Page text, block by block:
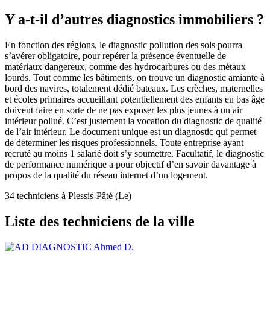
Y a-t-il d’autres diagnostics immobiliers ?
En fonction des régions, le diagnostic pollution des sols pourra
s’avérer obligatoire, pour repérer la présence éventuelle de
matériaux dangereux, comme des hydrocarbures ou des métaux
lourds. Tout comme les bâtiments, on trouve un diagnostic amiante à
bord des navires, totalement dédié bateaux. Les crèches, maternelles
et écoles primaires accueillant potentiellement des enfants en bas âge
doivent faire en sorte de ne pas exposer les plus jeunes à un air
intérieur pollué. C’est justement la vocation du diagnostic de qualité
de l’air intérieur. Le document unique est un diagnostic qui permet
de déterminer les risques professionnels. Toute entreprise ayant
recruté au moins 1 salarié doit s’y soumettre. Facultatif, le diagnostic
de performance numérique a pour objectif d’en savoir davantage à
propos de la qualité du réseau internet d’un logement.
34 techniciens à Plessis-Pâté (Le)
Liste des techniciens de la ville
Ahmed D.